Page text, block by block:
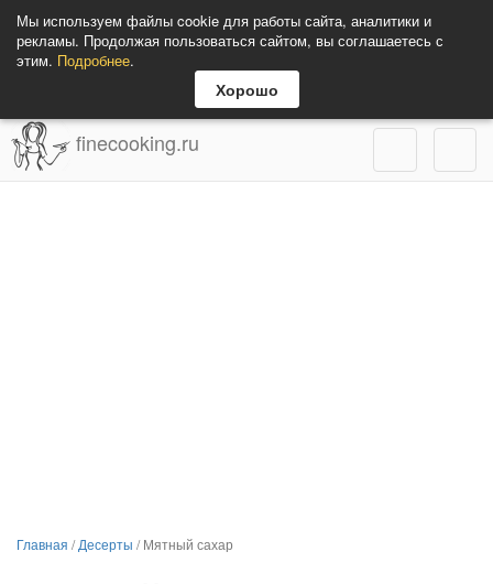
Мы используем файлы cookie для работы сайта, аналитики и
рекламы. Продолжая пользоваться сайтом, вы соглашаетесь с
этим. Подробнее.
Хорошо
finecooking.ru
Главная /Десерты /Мятный сахар